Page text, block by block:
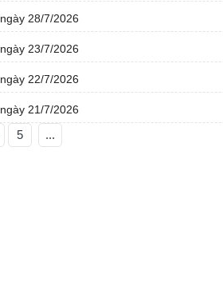
28/7/2026
23/7/2026
22/7/2026
21/7/2026
5 ...